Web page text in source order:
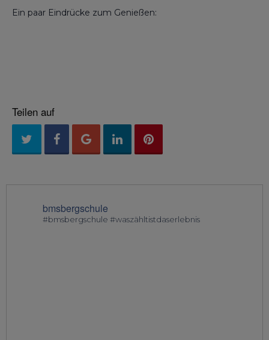
Ein paar Eindrücke zum Genießen:
Teilen auf
bmsbergschule
#bmsbergschule #waszähltistdaserlebnis